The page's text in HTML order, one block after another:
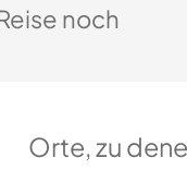
noch
Orte, zu